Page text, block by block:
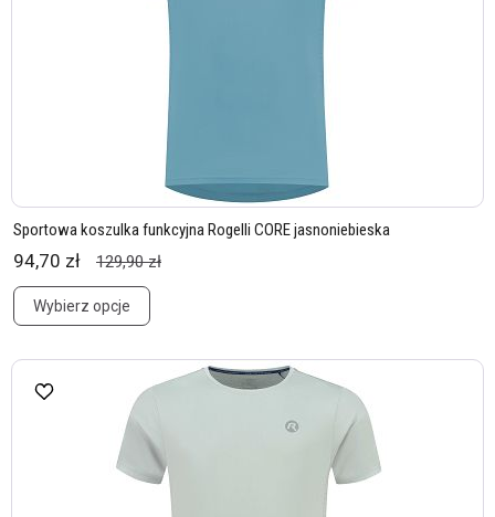
Sportowa koszulka funkcyjna Rogelli CORE jasnoniebieska
94,70 zł 129,90 zł
Wybierz opcje